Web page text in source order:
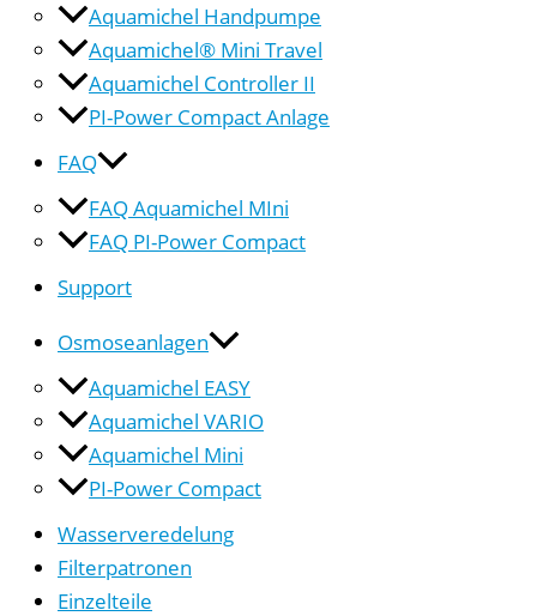
Aquamichel Handpumpe
Aquamichel® Mini Travel
Aquamichel Controller II
PI-Power Compact Anlage
FAQ
FAQ Aquamichel MIni
FAQ PI-Power Compact
Support
Osmoseanlagen
Aquamichel EASY
Aquamichel VARIO
Aquamichel Mini
PI-Power Compact
Wasserveredelung
Filterpatronen
Einzelteile